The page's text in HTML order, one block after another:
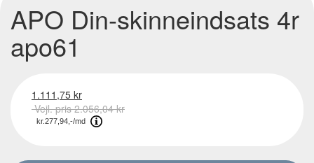
APO Din-skinneindsats 4r
apo61
1.111,75 kr
Vejl. pris 2.056,04 kr